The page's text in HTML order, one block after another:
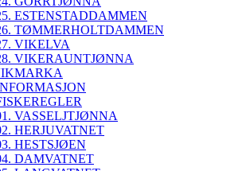
ESTENSTADDAMMEN
TØMMERHOLTDAMMEN
VIKELVA
VIKERAUNTJØNNA
VASSELJTJØNNA
HERJUVATNET
HESTSJØEN
DAMVATNET